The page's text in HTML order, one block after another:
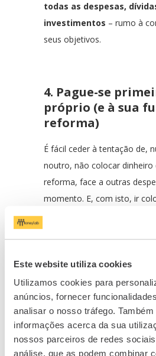
Este website utiliza cookies
Utilizamos cookies para
anúncios, fornecer
analisar o nosso tráfego.
informações acerca da sua
nossos parceiros de redes
análise, que as podem combinar
todas as despesas,
investimentos – rumo à
seus objetivos.
4. Pague-se
próprio (e à sua
reforma)
É fácil ceder à tentação de,
noutro, não colocar dinheiro
reforma, face a outras
momento. E, com isto, ir
o seu objetivo de
O ideal é que siga a regra
primeiro a si próprio. Ou seja,
vários objetivos) no início
se fosse uma despesa
cumprir. Desta forma, as
ficam salvaguardadas.